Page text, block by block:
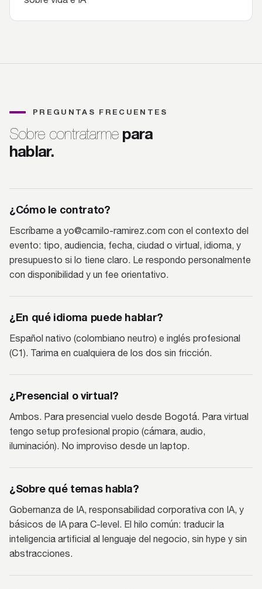
PREGUNTAS FRECUENTES
Sobre contratarmepara
hablar.
¿Cómo le contrato?
Escríbame a yo@camilo-ramirez.com con el contexto del
evento: tipo, audiencia, fecha, ciudad o virtual, idioma, y
presupuesto si lo tiene claro. Le respondo personalmente
con disponibilidad y un fee orientativo.
¿En qué idioma puede hablar?
Español nativo (colombiano neutro) e inglés profesional
(C1). Tarima en cualquiera de los dos sin fricción.
¿Presencial o virtual?
Ambos. Para presencial vuelo desde Bogotá. Para virtual
tengo setup profesional propio (cámara, audio,
iluminación). No improviso desde un laptop.
¿Sobre qué temas habla?
Gobernanza de IA, responsabilidad corporativa con IA, y
básicos de IA para C-level. El hilo común: traducir la
inteligencia artificial al lenguaje del negocio, sin hype y sin
abstracciones.